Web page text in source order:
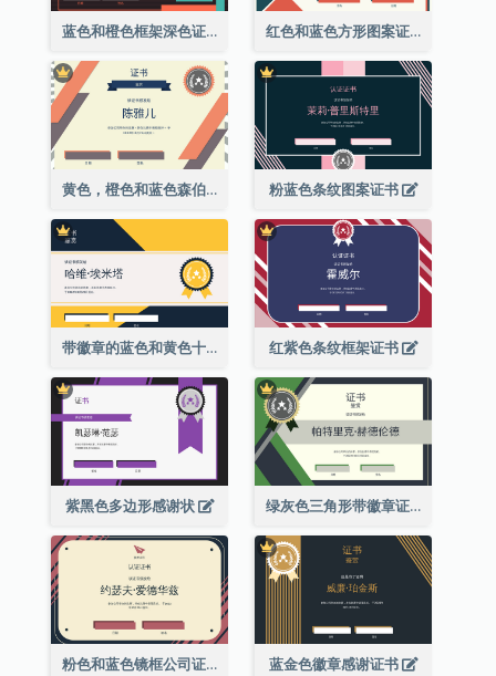
蓝色和橙色框架深色证书 红色和蓝色方形图案证书
黄色，橙色和蓝色森伯斯特证书 粉蓝色条纹图案证书
带徽章的蓝色和黄色十年证书 红紫色条纹框架证书
紫黑色多边形感谢状 绿灰色三角形带徽章证书
粉色和蓝色镜框公司证书 蓝金色徽章感谢证书